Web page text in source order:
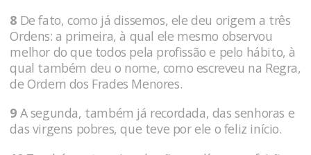
8 De fato, como já dissemos, ele deu origem a três
Ordens: a primeira, à qual ele mesmo observou
melhor do que todos pela profissão e pelo hábito, à
qual também deu o nome, como escreveu na Regra,
de Ordem dos Frades Menores.
9 A segunda, também já recordada, das senhoras e
das virgens pobres, que teve por ele o feliz início.